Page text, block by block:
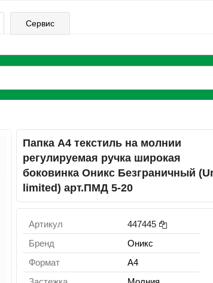
Сервис
Папка А4 текстиль на молнии
регулируемая ручка широкая
боковинка Оникс Безграничный
limited) арт.ПМД 5-20
Артикул
447445
Бренд
Оникс
Формат
A4